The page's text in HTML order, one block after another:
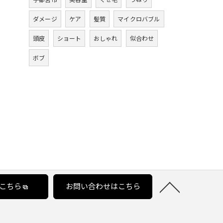
ダメージ ケア 髪質 マイクロバブル
頭皮 ショート おしゃれ 似合わせ
ボブ
ちら お問い合わせはこちら